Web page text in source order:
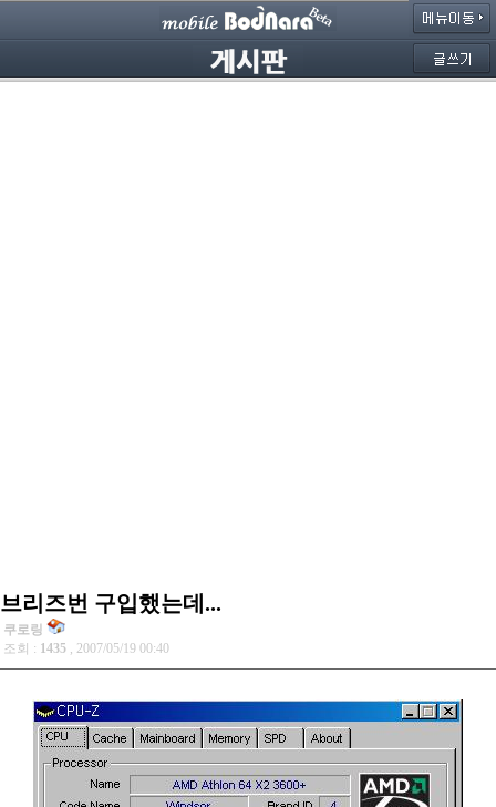
브리즈번 구입했는데...
쿠로링
조회 : 1435 , 2007/05/19 00:40